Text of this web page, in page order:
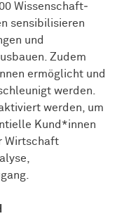
Wissen­schaft­
sensibilisieren
und
Zudem
ermöglicht und
werden.
werden, um
Kund*innen
Wirtschaft